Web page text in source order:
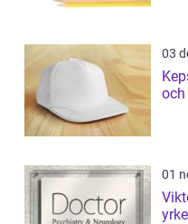
03
och
01